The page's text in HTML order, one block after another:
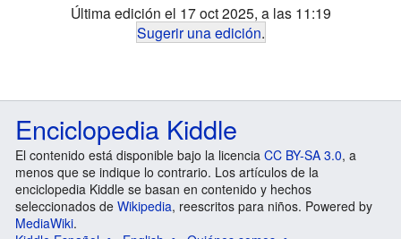
Última edición el 17 oct 2025, a las 11:19
Sugerir una edición.
Enciclopedia Kiddle
El contenido está disponible bajo la licencia CC BY-SA 3.0, a
menos que se indique lo contrario. Los artículos de la
enciclopedia Kiddle se basan en contenido y hechos
seleccionados de Wikipedia, reescritos para niños. Powered by
MediaWiki.